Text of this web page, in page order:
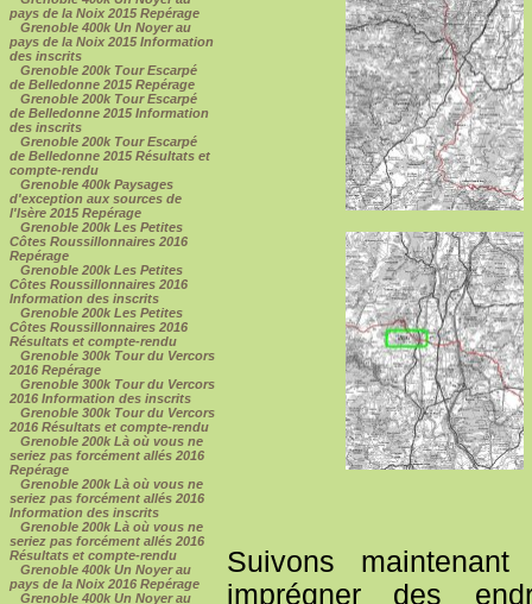
pays de la Noix 2015 Repérage
Grenoble 400k Un Noyer au
pays de la Noix 2015 Information
des inscrits
Grenoble 200k Tour Escarpé
de Belledonne 2015 Repérage
Grenoble 200k Tour Escarpé
de Belledonne 2015 Information
des inscrits
Grenoble 200k Tour Escarpé
de Belledonne 2015 Résultats et
compte-rendu
Grenoble 400k Paysages
d'exception aux sources de
l'Isère 2015 Repérage
Grenoble 200k Les Petites
Côtes Roussillonnaires 2016
Repérage
Grenoble 200k Les Petites
Côtes Roussillonnaires 2016
Information des inscrits
Grenoble 200k Les Petites
Côtes Roussillonnaires 2016
Résultats et compte-rendu
Grenoble 300k Tour du Vercors
2016 Repérage
Grenoble 300k Tour du Vercors
2016 Information des inscrits
Grenoble 300k Tour du Vercors
2016 Résultats et compte-rendu
Grenoble 200k Là où vous ne
seriez pas forcément allés 2016
Repérage
Grenoble 200k Là où vous ne
seriez pas forcément allés 2016
Information des inscrits
Grenoble 200k Là où vous ne
seriez pas forcément allés 2016
Résultats et compte-rendu
Grenoble 400k Un Noyer au
pays de la Noix 2016 Repérage
Grenoble 400k Un Noyer au
Suivons
imprégner des